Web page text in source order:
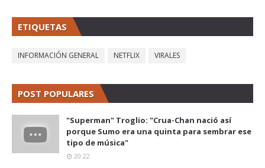
ETIQUETAS
INFORMACIÓN GENERAL NETFLIX VIRALES
POST POPULARES
"Superman" Troglio: "Crua-Chan nació así
porque Sumo era una quinta para sembrar ese
tipo de música"
20:22